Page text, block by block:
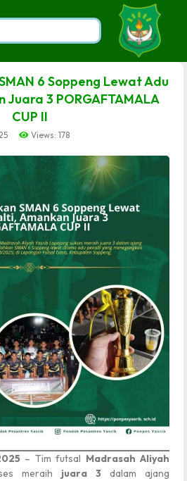
6 Soppeng Lewat Adu
Juara 3 PORGAFTAMALA
CUP II
Views: 178
– Tim futsal Madrasah Aliyah
meraih juara 3 dalam ajang